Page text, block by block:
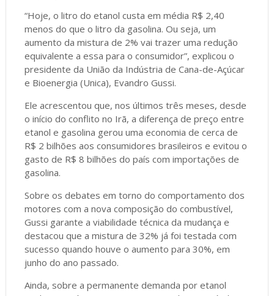
“Hoje, o litro do etanol custa em média R$ 2,40
menos do que o litro da gasolina. Ou seja, um
aumento da mistura de 2% vai trazer uma redução
equivalente a essa para o consumidor”, explicou o
presidente da União da Indústria de Cana-de-Açúcar
e Bioenergia (Unica), Evandro Gussi.
Ele acrescentou que, nos últimos três meses, desde
o início do conflito no Irã, a diferença de preço entre
etanol e gasolina gerou uma economia de cerca de
R$ 2 bilhões aos consumidores brasileiros e evitou o
gasto de R$ 8 bilhões do país com importações de
gasolina.
Sobre os debates em torno do comportamento dos
motores com a nova composição do combustível,
Gussi garante a viabilidade técnica da mudança e
destacou que a mistura de 32% já foi testada com
sucesso quando houve o aumento para 30%, em
junho do ano passado.
Ainda, sobre a permanente demanda por etanol